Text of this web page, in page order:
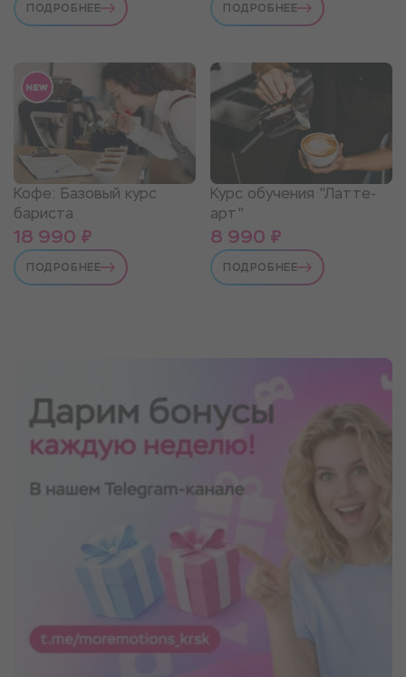
ПОДРОБНЕЕ ПОДРОБНЕЕ
Кофе: Базовый курс
бариста
18 990 ₽
ПОДРОБНЕЕ
Курс обучения "Латте-
арт"
8 990 ₽
ПОДРОБНЕЕ